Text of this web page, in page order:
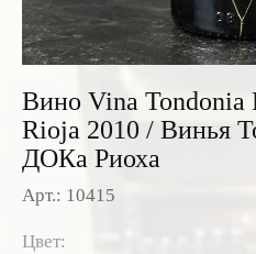
Вино Vina Tondonia
Rioja 2010 / Винья
ДОКа Риоха
Арт.: 10415
Цвет: